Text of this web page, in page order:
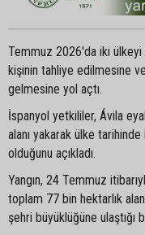
Temmuz 2026'da iki ülkeyi
kişinin tahliye edilmesine
gelmesine yol açtı.
İspanyol yetkililer, Ávila
alanı yakarak ülke
olduğunu açıkladı.
Yangın, 24 Temmuz
toplam 77 bin hektarlık
şehri büyüklüğüne ulaştığı